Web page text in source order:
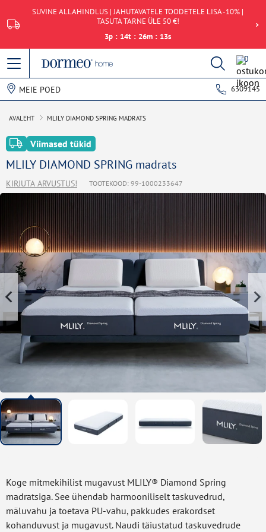
SUVINE ALLAHINDLUS | JAHUTAVATELE TOODETELE LISA -10% |
TASUTA TARNE ÜLE 50 €!
3p : 14t : 26m : 13s
0
MEIE POED 6309145
AVALEHT MLILY DIAMOND SPRING MADRATS
Viimased tükid
MLILY DIAMOND SPRING madrats
KIRJUTA ARVUSTUS! TOOTEKOOD: 99-1000233647
Koge mitmekihilist mugavust MLILY® Diamond Spring
madratsiga. See ühendab harmooniliselt taskuvedrud,
mäluvahu ja toetava PU-vahu, pakkudes erakordset
kohanduvust ja mugavust. Naudi täiustatud taskuvedrude